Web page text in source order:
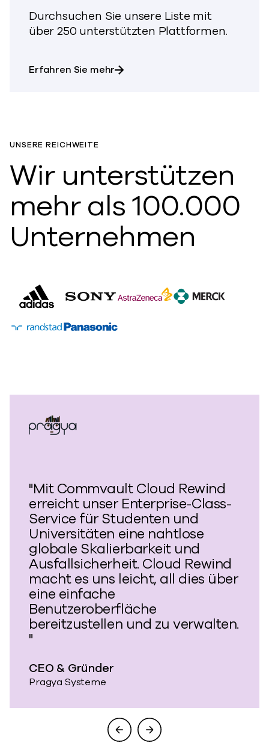
Durchsuchen Sie unsere Liste mit
über 250 unterstützten Plattformen.
Erfahren Sie mehrüber Alle unterstützten
UNSERE REICHWEITE
Wir unterstützen
mehr als 100.000
Unternehmen
"Mit Commvault Cloud Rewind
erreicht unser Enterprise-Class-
Service für Studenten und
Universitäten eine nahtlose
globale Skalierbarkeit und
Ausfallsicherheit. Cloud Rewind
macht es uns leicht, all dies über
eine einfache
Benutzeroberfläche
bereitzustellen und zu verwalten.
"
CEO & Gründer
Pragya Systeme